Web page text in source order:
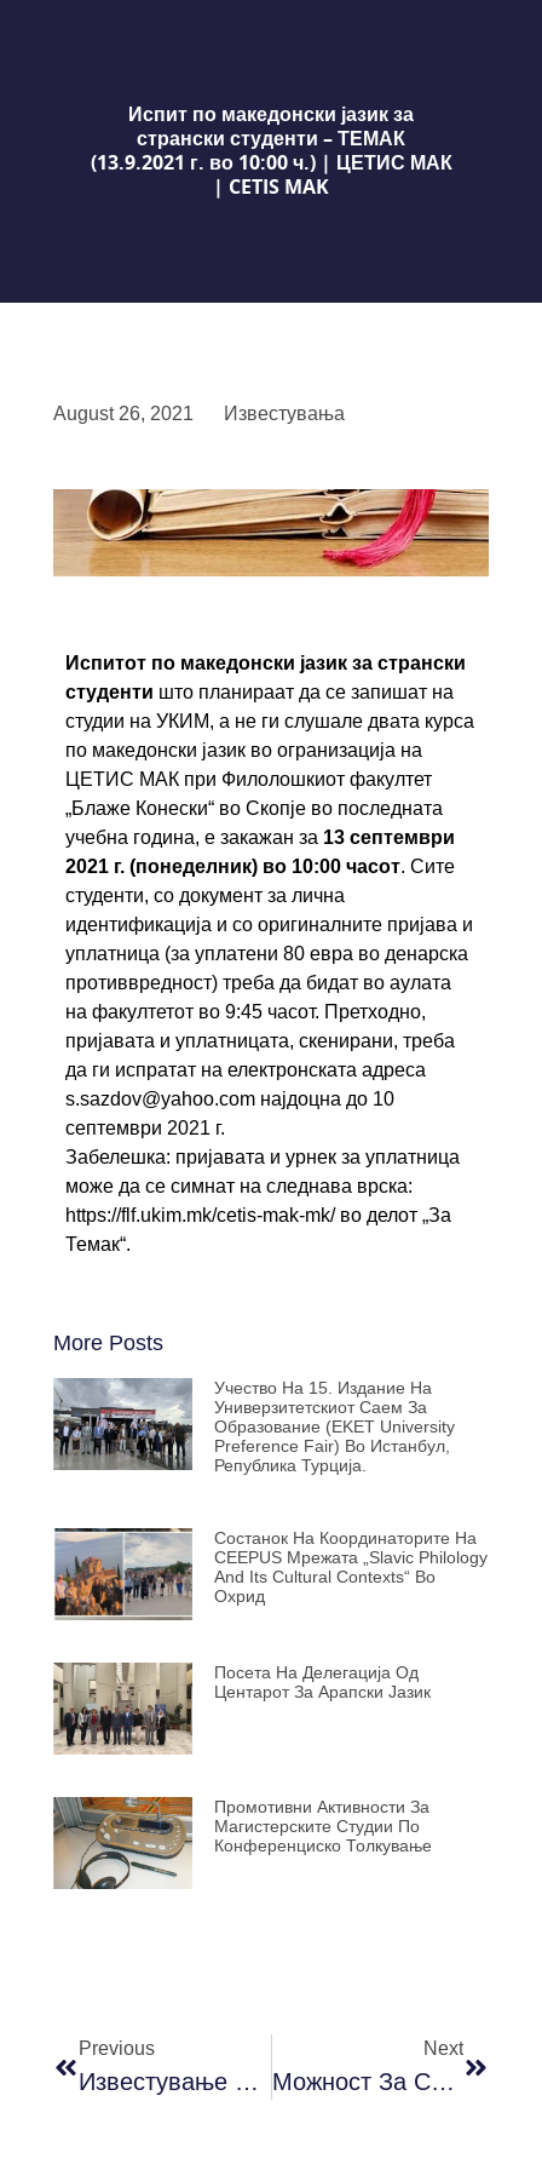
Испит по македонски јазик за
странски студенти – ТЕМАК
(13.9.2021 г. во 10:00 ч.) | ЦЕТИС МАК
| CETIS MAK
August 26, 2021 Известувања
Испитот по македонски јазик за странски
студенти што планираат да се запишат на
студии на УКИМ, а не ги слушале двата курса
по македонски јазик во огранизација на
ЦЕТИС МАК при Филолошкиот факултет
„Блаже Конески“ во Скопје во последната
учебна година, е закажан за 13 септември
2021 г. (понеделник) во 10:00 часот. Сите
студенти, со документ за лична
идентификација и со оригиналните пријава и
уплатница (за уплатени 80 евра во денарска
противвредност) треба да бидат во аулата
на факултетот во 9:45 часот. Претходно,
пријавата и уплатницата, скенирани, треба
да ги испратат на електронската адреса
s.sazdov@yahoo.com најдоцна до 10
септември 2021 г.
Забелешка: пријавата и урнек за уплатница
може да се симнат на следнава врска:
https://flf.ukim.mk/cetis-mak-mk/во делот „За
Темак“.
More Posts
Учество На 15. Издание На
Универзитетскиот Саем За
Образование (EKET University
Preference Fair) Во Истанбул,
Република Турција.
Состанок На Координаторите На
CEEPUS Мрежата „Slavic Philology
And Its Cultural Contexts“ Во
Охрид
Посета На Делегација Од
Центарот За Арапски Јазик
Промотивни Активности За
Магистерските Студии По
Конференциско Толкување
Previous
Известување За Доставување На Пријавите И Индексите За Септемвриската Испитна Сесија 2021
Next
Можност За Стипендии! Одберете Да Ги Изучувате Францускиот Јазик И Книжевност!